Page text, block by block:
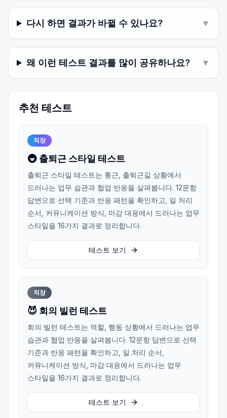
다시 하면 결과가 바뀔 수 있나요? ▼
왜 이런 테스트 결과를 많이 공유하나요? ▼
추천 테스트
직장
🚇 출퇴근 스타일 테스트
출퇴근 스타일 테스트는 통근, 출퇴근길 상황에서
드러나는 업무 습관과 협업 반응을 살펴봅니다. 12문항
답변으로 선택 기준과 반응 패턴을 확인하고, 일 처리
순서, 커뮤니케이션 방식, 마감 대응에서 드러나는 업무
스타일을 16가지 결과로 정리합니다.
테스트 보기
직장
😈 회의 빌런 테스트
회의 빌런 테스트는 역할, 행동 상황에서 드러나는 업무
습관과 협업 반응을 살펴봅니다. 12문항 답변으로 선택
기준과 반응 패턴을 확인하고, 일 처리 순서,
커뮤니케이션 방식, 마감 대응에서 드러나는 업무
스타일을 16가지 결과로 정리합니다.
테스트 보기